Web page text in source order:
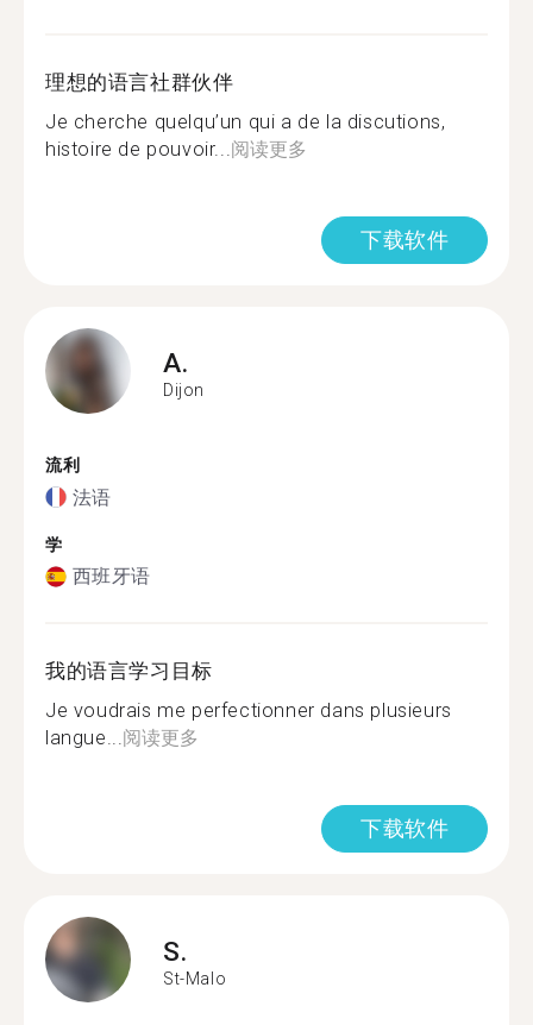
理想的语言社群伙伴
Je cherche quelqu’un qui a de la discutions,
histoire de pouvoir...阅读更多
下载软件
A.
Dijon
流利
法语
学
西班牙语
我的语言学习目标
Je voudrais me perfectionner dans plusieurs
langue...阅读更多
下载软件
S.
St-Malo